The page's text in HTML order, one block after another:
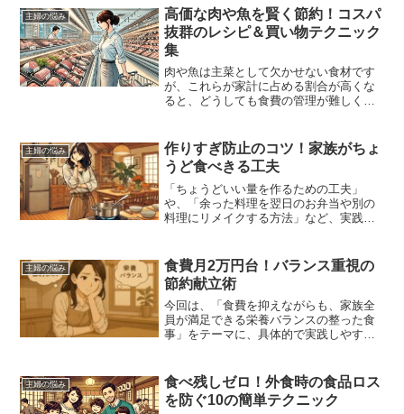
主婦の悩み
高価な肉や魚を賢く節約！コスパ
抜群のレシピ＆買い物テクニック
集
肉や魚は主菜として欠かせない食材です
が、これらが家計に占める割合が高くな
ると、どうしても食費の管理が難しくな
思うのは自然なこと。しかし、節約を考
えるとどうしても悩んでし...
主婦の悩み
作りすぎ防止のコツ！家族がちょ
うど食べきる工夫
「ちょうどいい量を作るための工夫」
や、「余った料理を翌日のお弁当や別の
料理にリメイクする方法」など、実践し
クする、煮物をリメイクして炊き込みご
飯にする、焼き魚をほぐしておにぎりに
するなど、すぐに使えるテクニックが満
載です。
主婦の悩み
食費月2万円台！バランス重視の
節約献立術
今回は、「食費を抑えながらも、家族全
員が満足できる栄養バランスの整った食
事」をテーマに、具体的で実践しやすい
クニック、余り物を無駄にしないリメイ
ク術まで、役立つアイデアを盛り込みま
した。
主婦の悩み
食べ残しゼロ！外食時の食品ロス
を防ぐ10の簡単テクニック